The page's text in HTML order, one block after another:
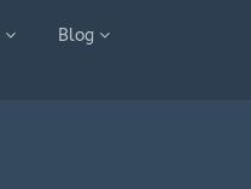
Blog